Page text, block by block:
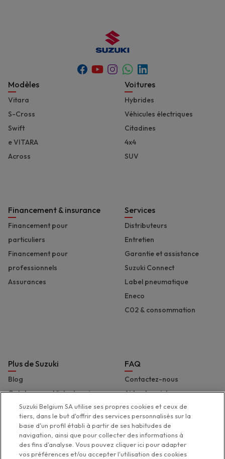
Facebook
YoutubeInstagram
Whatsapp
Linkedin
Footer
Modèles
Vitara
S-Cross
Swift
e VITARA
Across
Voitures
Hybrides
Véhicules électriques
Citadines
4x4
SUV
Financement & insurance
Financement pour
particuliers
Financement pour
professionnels
Assurances
Services
Distributeurs
Entretien
Garantie et assistance
Suzuki Connect
Label pneumatique
Eneco
C02 & consommation
Plus de Suzuki
Blog
Catalogues et liste de prix
Presse
Suzuki Marine
Suzuki 2 Wheels
Suzuki Global
FAQ
Contactez-nous
Aide et assistance
Déclaration d'accessibilité
Suzuki Belgium SA utilise ses propres cookies et ceux de
tiers, dans le but d'offrir des services personnalisés sur la
base d'un profil établi à partir de ses habitudes de
navigation, ainsi que pour collecter des informations à
des fins d'analyse. Vous pouvez cliquer ici pour adapter
vos préférences et/ou accepter l'utilisation des cookies